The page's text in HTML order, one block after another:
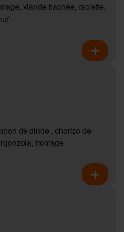
viande hachée, raclette,
de dinde , chorizo de
fromage